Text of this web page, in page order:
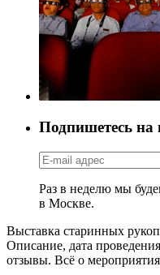
Подпишетесь на
Раз в неделю мы
в Москве.
Выставка старинных
Описание, дата
отзывы. Всё о